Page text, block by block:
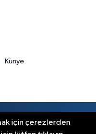
Künye
Her hakkı saklıdır.
için çerezlerden